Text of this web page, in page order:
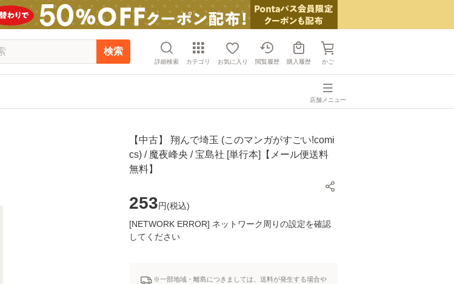
検索
詳細検索 カテゴリ お気に入り 閲覧履歴 購入履歴 かご
店舗メニュー
【中古】 翔んで埼玉 (このマンガがすごい!comi
cs) / 魔夜峰央 / 宝島社 [単行本]【メール便送料
無料】
253円(税込)
[NETWORK ERROR] ネットワーク周りの設定を確認
してください
※一部地域・離島につきましては、送料が発生する場合や